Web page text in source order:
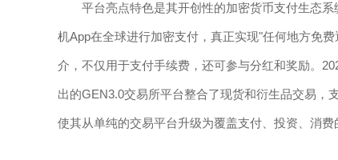
平台亮点特色是其开创性的加密货币支付生态
机App在全球进行加密支付，真正实现"任何地方免
介，不仅用于支付手续费，还可参与分红和奖励。
出的GEN3.0交易所平台整合了现货和衍生品交易，
使其从单纯的交易平台升级为覆盖支付、投资、消费